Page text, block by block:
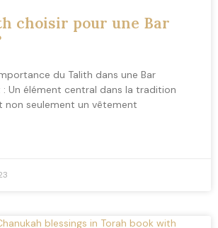
choisir pour une Bar
du Talith dans une Bar
: Un élément central dans la tradition
non seulement un vêtement